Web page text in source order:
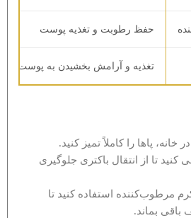
حفظ رطوبت و تغذیه پوست
تغذیه و آرامش بخشیدن به پوست
خانه، پاها را کاملاً تمیز کنید.
کنید تا از انتقال باکتری جلوگیری
مرطوب‌کننده استفاده کنید تا
بماند.